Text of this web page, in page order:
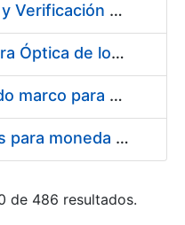
Servicio de Calibración y Verificación Externa de los Equipos de Medición del Servicio de Prevención de la FNMT-RCM
Conexión mediante Fibra Óptica de los Centros de Proceso de Datos (CPDs) de las sedes de la FNMT-RCM de Burgos y Madrid
Contratación de acuerdo marco para el Suministro de Material de Electricidad para la Fábrica Nacional de Moneda y Timbre-Real Casa de la Moneda en su centro de trabajo de Burgos
Suministro de estuches para moneda de 30 €
de 486 resultados.